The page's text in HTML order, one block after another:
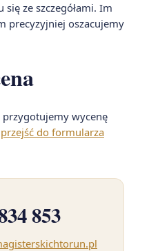
ze szczegółami. Im
precyzyjniej oszacujemy
wycenę
przejść do formularza
853